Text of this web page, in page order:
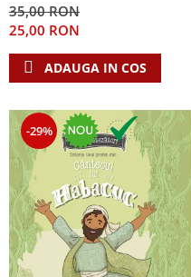
35,00 RON
25,00 RON
ADAUGA IN COS
-29%